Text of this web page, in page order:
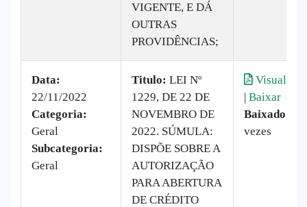
VIGENTE, E DÁ
OUTRAS
PROVIDÊNCIAS;
Data:
22/11/2022
Categoria:
Geral
Subcategoria:
Geral
Titulo: LEI Nº
1229, DE 22 DE
NOVEMBRO DE
2022. SÚMULA:
DISPÕE SOBRE A
AUTORIZAÇÃO
PARA ABERTURA
DE CRÉDITO
Visualizar
| Baixar
Baixado:
vezes